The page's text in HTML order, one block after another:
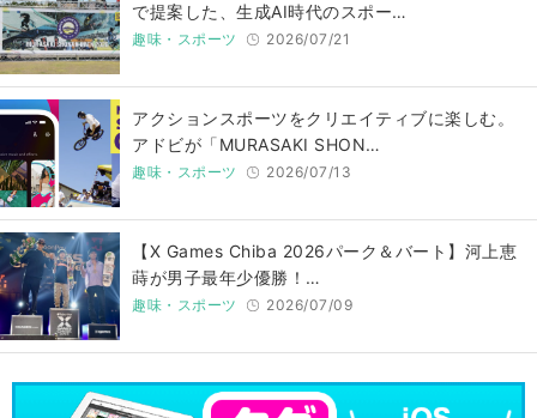
で提案した、生成AI時代のスポー…
趣味・スポーツ 2026/07/21
アクションスポーツをクリエイティブに楽しむ。
アドビが「MURASAKI SHON…
趣味・スポーツ 2026/07/13
【X Games Chiba 2026パーク＆バート】河上恵
蒔が男子最年少優勝！…
趣味・スポーツ 2026/07/09